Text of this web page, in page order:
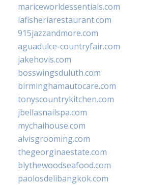
mariceworldessentials.com
lafisheriarestaurant.com
915jazzandmore.com
aguadulce-countryfair.com
jakehovis.com
bosswingsduluth.com
birminghamautocare.com
tonyscountrykitchen.com
jbellasnailspa.com
mychaihouse.com
alvisgrooming.com
thegeorginaestate.com
blythewoodseafood.com
paolosdelibangkok.com